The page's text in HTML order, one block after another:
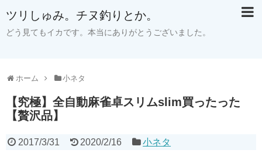
ツリしゅみ。チヌ釣りとか。
どう見てもイカです。本当にありがとうございました。
ホーム 小ネタ
【究極】全自動麻雀卓スリムslim買ったった
【贅沢品】
2017/3/31 2020/2/16 小ネタ